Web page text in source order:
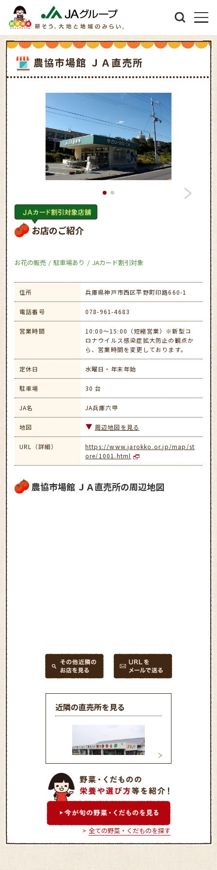
農協市場館 ＪＡ直売所
お店のご紹介
お花の販売 駐車場あり JAカード割引対象
住所 兵庫県神戸市西区平野町印路660-1
電話番号 078-961-4683
営業時間
10:00～15:00（短縮営業）※新型コ
ロナウイルス感染症拡大防止の観点か
ら、営業時間を変更しております。
定休日 水曜日・年末年始
駐車場 30 台
JA名 JA兵庫六甲
地図 周辺地図を見る
URL（詳細）
https://www.jarokko.or.jp/map/st
ore/1001.html
農協市場館 ＪＡ直売所の周辺地図
近隣の直売所を見る
三木みらい館 農協市場館 六甲
全ての野菜・くだものを探す